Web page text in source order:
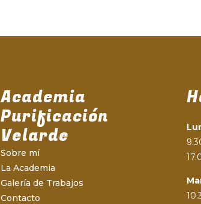
Academia
Purificación
Velarde
Sobre mí
La Academia
Galería de Trabajos
Contacto